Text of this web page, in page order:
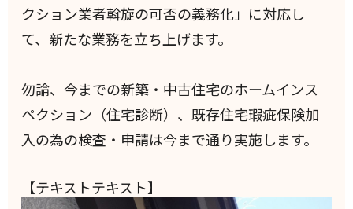
クション業者斡旋の可否の義務化」に対応し
て、新たな業務を立ち上げます。
勿論、今までの新築・中古住宅のホームインス
ペクション（住宅診断）、既存住宅瑕疵保険加
入の為の検査・申請は今まで通り実施します。
【テキストテキスト】